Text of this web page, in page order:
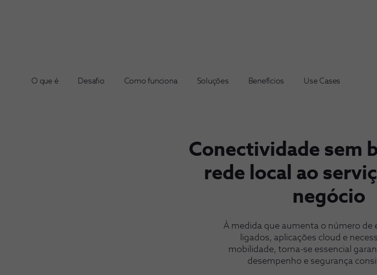
O que é Desafio Como funciona Soluções Benefícios Use Cases
Conectividade sem
rede local ao
negócio
À medida que aumenta o número de
ligados, aplicações cloud e
mobilidade, torna-se essencial
desempenho e segurança